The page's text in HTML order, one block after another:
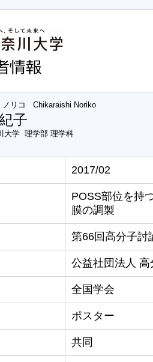
リコ Chikaraishi Noriko
子
大学 理学部 理学科
2017/02
POSS部位を持
膜の調製
第66回高分子討
公益社団法人 高
全国学会
ポスター
共同